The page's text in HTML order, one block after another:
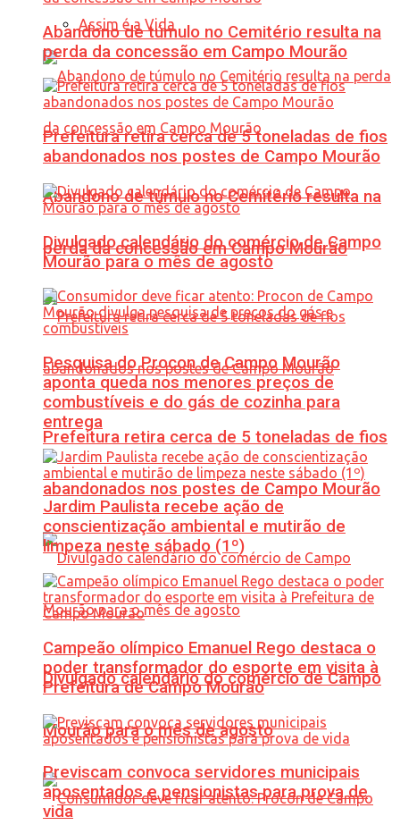
Assim é a Vida
Abandono de túmulo no Cemitério resulta na
perda da concessão em Campo Mourão
Prefeitura retira cerca de 5 toneladas de fios
abandonados nos postes de Campo Mourão
Divulgado calendário do comércio de Campo
Mourão para o mês de agosto
Abandono de túmulo no Cemitério resulta na
perda da concessão em Campo Mourão
Prefeitura retira cerca de 5 toneladas de fios
abandonados nos postes de Campo Mourão
Divulgado calendário do comércio de Campo
Mourão para o mês de agosto
Pesquisa do Procon de Campo Mourão
aponta queda nos menores preços de
combustíveis e do gás de cozinha para
entrega
Jardim Paulista recebe ação de
conscientização ambiental e mutirão de
limpeza neste sábado (1º)
Campeão olímpico Emanuel Rego destaca o
poder transformador do esporte em visita à
Prefeitura de Campo Mourão
Previscam convoca servidores municipais
aposentados e pensionistas para prova de
vida